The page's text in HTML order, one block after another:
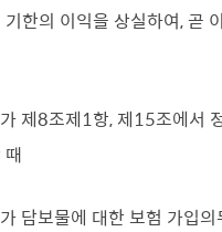
한의 이익을 상실하여, 곧
제8조제1항, 제15조에서
때
담보물에 대한 보험 가입